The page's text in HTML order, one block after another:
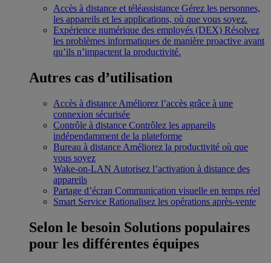
Accès à distance et téléassistance Gérez les personnes,
les appareils et les applications, où que vous soyez.
Expérience numérique des employés (DEX) Résolvez
les problèmes informatiques de manière proactive avant
qu’ils n’impactent la productivité.
Autres cas d’utilisation
Accès à distance Améliorez l’accès grâce à une
connexion sécurisée
Contrôle à distance Contrôlez les appareils
indépendamment de la plateforme
Bureau à distance Améliorez la productivité où que
vous soyez
Wake-on-LAN Autorisez l’activation à distance des
appareils
Partage d’écran Communication visuelle en temps réel
Smart Service Rationalisez les opérations après-vente
Selon le besoin Solutions populaires
pour les différentes équipes